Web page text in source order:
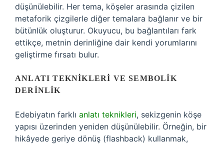
düşünülebilir. Her tema, köşeler arasında çizilen
metaforik çizgilerle diğer temalara bağlanır ve bir
bütünlük oluşturur. Okuyucu, bu bağlantıları fark
ettikçe, metnin derinliğine dair kendi yorumlarını
geliştirme fırsatı bulur.
ANLATI TEKNIKLERI VE SEMBOLIK
DERINLIK
Edebiyatın farklı anlatı teknikleri, sekizgenin köşe
yapısı üzerinden yeniden düşünülebilir. Örneğin, bir
hikâyede geriye dönüş (flashback) kullanmak,